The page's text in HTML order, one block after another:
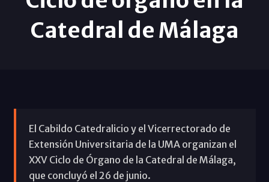
Catedral de Málaga
El Cabildo Catedralicio y el Vicerrectorado de
Extensión Universitaria de la UMA organizan el
XXV Ciclo de Órgano de la Catedral de Málaga,
que concluyó el 26 de junio.